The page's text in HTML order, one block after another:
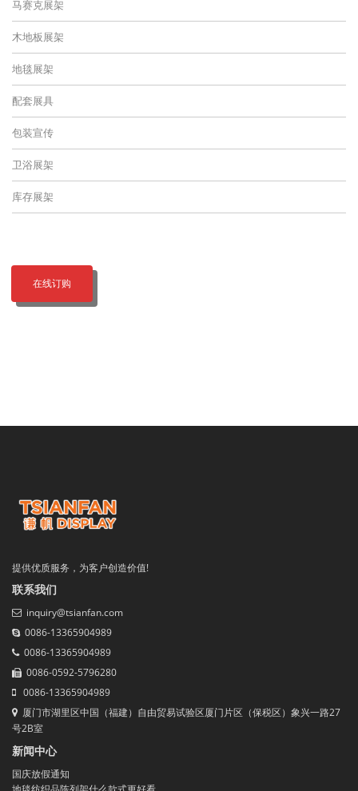
马赛克展架
木地板展架
地毯展架
配套展具
包装宣传
卫浴展架
库存展架
在线订购
提供优质服务，为客户创造价值!
联系我们
inquiry@tsianfan.com
0086-13365904989
0086-13365904989
0086-0592-5796280
0086-13365904989
厦门市湖里区中国（福建）自由贸易试验区厦门片区（保税区）象兴一路27
号2B室
新闻中心
国庆放假通知